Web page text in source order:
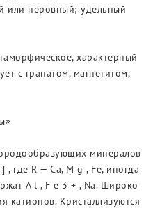
или неровный; удельный
характерный
с гранатом, магнетитом,
минералов
где R — Са, M g , Fe, иногда
A l , F e 3 + , Na. Широко
катионов. Кристаллизуются